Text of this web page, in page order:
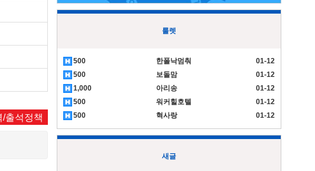
/출석정책
룰렛
500 한폴낙멈춰
01-12
500
보돌맘
01-12
1,000
아리송
01-12
500
워커힐호텔
01-12
500
혁사랑 01-12
새글